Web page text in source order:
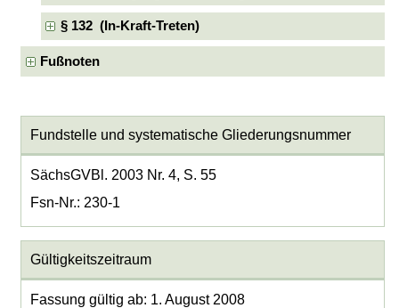
§ 132 (In-Kraft-Treten)
Fußnoten
Fundstelle und systematische Gliederungsnummer
SächsGVBl. 2003 Nr. 4, S. 55
Fsn-Nr.: 230-1
Gültigkeitszeitraum
Fassung gültig ab: 1. August 2008